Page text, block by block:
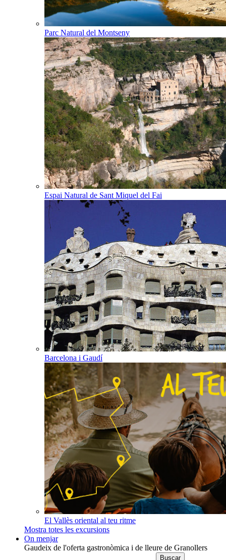
Parc Natural del Montseny
Espai Natural de Sant Miquel del Fai
Barcelona i Gaudí
El Vallès oriental al teu ritme
Mostra totes les excursions
On menjar
Gaudeix de l'oferta gastronòmica i de lleure de Granollers